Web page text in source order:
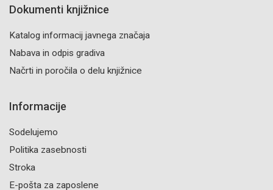
Dokumenti knjižnice
Katalog informacij javnega značaja
Nabava in odpis gradiva
Načrti in poročila o delu knjižnice
Informacije
Sodelujemo
Politika zasebnosti
Stroka
E-pošta za zaposlene